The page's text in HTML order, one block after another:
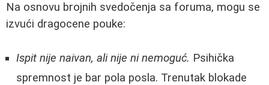
Na osnovu brojnih svedočenja sa foruma, mogu se
izvući dragocene pouke:
Ispit nije naivan, ali nije ni nemoguć. Psihička
spremnost je bar pola posla. Trenutak blokade